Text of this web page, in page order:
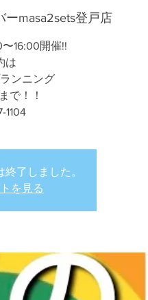
ーmasa2sets登戸店
16:00開催!!
は
ンニング
で！！
1104
了しました。
を見る